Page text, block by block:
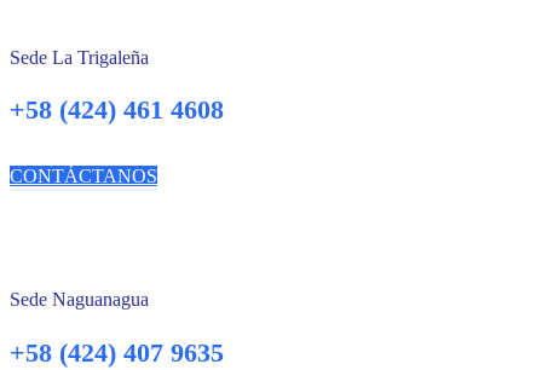
Sede La Trigaleña
+58 (424) 461 4608
CONTÁCTANOS
Sede Naguanagua
+58 (424) 407 9635